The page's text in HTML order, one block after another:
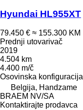
Hyundai HL955XT
79.450 € ≈ 155.300 KM
Prednji utovarivač
2019
4.504 km
4.400 m/č
Osovinska konfiguracija
Belgija, Handzame
BRAEM NV/SA
Kontaktirajte prodavca